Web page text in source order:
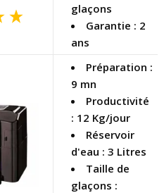
glaçons
Garantie : 2
ans
Préparation :
9 mn
Productivité
: 12 Kg/jour
Réservoir
d'eau : 3 Litres
Taille de
glaçons :